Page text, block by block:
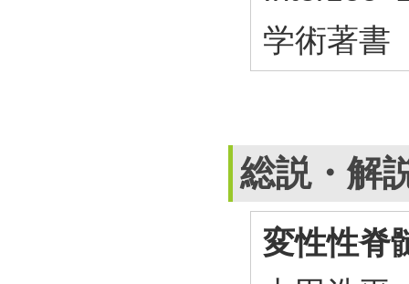
学術著書
総説・解
変性性脊